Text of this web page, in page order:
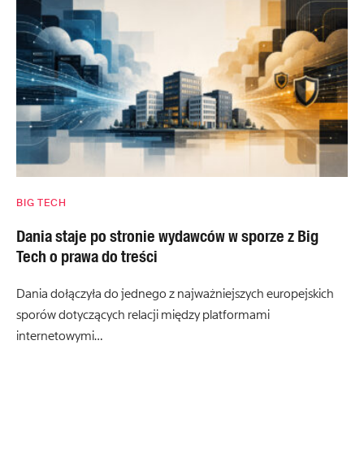
BIG TECH
Dania staje po stronie wydawców w sporze z Big
Tech o prawa do treści
Dania dołączyła do jednego z najważniejszych europejskich
sporów dotyczących relacji między platformami
internetowymi…